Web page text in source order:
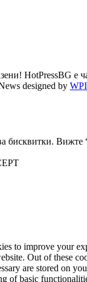
HotPressBG е
designed by
бисквитки. Вижте
to improve your
Out of these
are stored on
of basic